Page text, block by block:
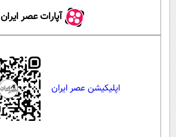
آپارات عصر ایران
اپلیکیشن عصر ایران